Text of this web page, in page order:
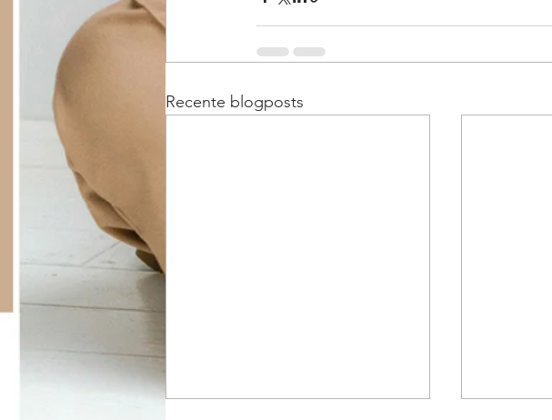
Recente blogposts